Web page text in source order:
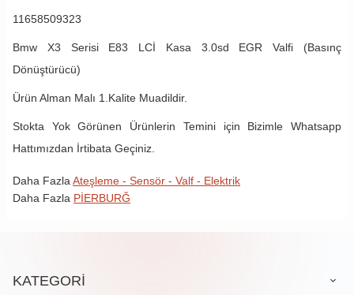
11658509323
Bmw X3 Serisi E83 LCİ Kasa 3.0sd EGR Valfi (Basınç
Dönüştürücü)
Ürün Alman Malı 1.Kalite Muadildir.
Stokta Yok Görünen Ürünlerin Temini için Bizimle Whatsapp
Hattımızdan İrtibata Geçiniz.
Daha Fazla Ateşleme - Sensör - Valf - Elektrik
Daha Fazla PİERBURĞ
KATEGORİ